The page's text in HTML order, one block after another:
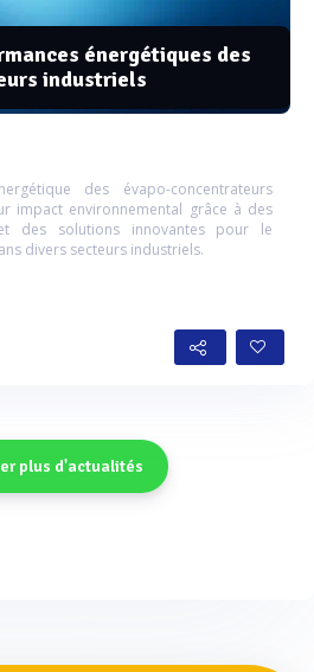
énergétiques des
industriels
des évapo-concentrateurs
impact environnemental grâce à des
des solutions innovantes pour le
divers secteurs industriels.
plus d'actualités